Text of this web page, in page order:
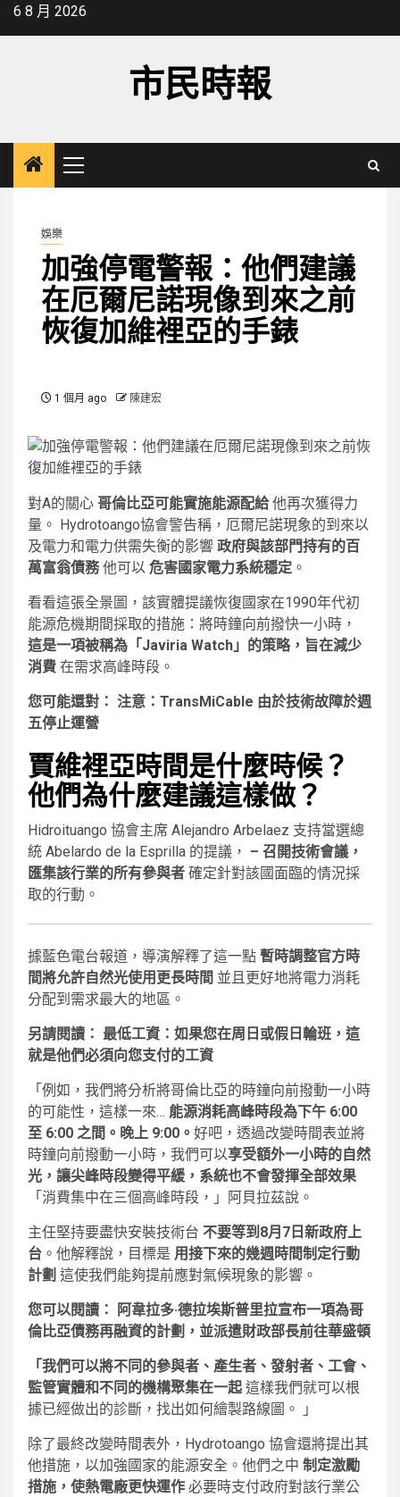
Skip6 8 月 2026
市民時報
Primary
Menu
娛樂
加強停電警報：他們建議
在厄爾尼諾現像到來之前
恢復加維裡亞的手錶
1 個月 ago 陳建宏
對A的關心 哥倫比亞可能實施能源配給他再次獲得力
量。 Hydrotoango協會警告稱，厄爾尼諾現象的到來以
及電力和電力供需失衡的影響 政府與該部門持有的百
萬富翁債務 他可以 危害國家電力系統穩定 。
看看這張全景圖，該實體提議恢復國家在1990年代初
能源危機期間採取的措施：將時鐘向前撥快一小時，
這是一項被稱為「Javiria Watch」的策略，旨在減少
消費 在需求高峰時段。
您可能還對： 注意：TransMiCable 由於技術故障於週
五停止運營
賈維裡亞時間是什麼時候？
他們為什麼建議這樣做？
Hidroituango 協會主席 Alejandro Arbelaez 支持當選總
統 Abelardo de la Esprilla 的提議， – 召開技術會議，
匯集該行業的所有參與者 確定針對該國面臨的情況採
取的行動。
據藍色電台報道，導演解釋了這一點 暫時調整官方時
間將允許自然光使用更長時間 並且更好地將電力消耗
分配到需求最大的地區。
另請閱讀： 最低工資：如果您在周日或假日輪班，這
就是他們必須向您支付的工資
「例如，我們將分析將哥倫比亞的時鐘向前撥動一小時
的可能性，這樣一來… 能源消耗高峰時段為下午 6:00
至 6:00 之間。晚上 9:00。 好吧，透過改變時間表並將
時鐘向前撥動一小時，我們可以享受額外一小時的自然
光，讓尖峰時段變得平緩，系統也不會發揮全部效果
「消費集中在三個高峰時段，」阿貝拉茲說。
主任堅持要盡快安裝技術台 不要等到8月7日新政府上
台 。他解釋說，目標是 用接下來的幾週時間制定行動
計劃 這使我們能夠提前應對氣候現象的影響。
您可以閱讀：
阿韋拉多·德拉埃斯普里拉宣布一項為哥
倫比亞債務再融資的計劃，並派遣財政部長前往華盛頓
「我們可以將不同的參與者、產生者、發射者、工會、
監管實體和不同的機構聚集在一起這樣我們就可以根
據已經做出的診斷，找出如何繪製路線圖。 」
除了最終改變時間表外，Hydrotoango 協會還將提出其
他措施，以加強國家的能源安全。他們之中 制定激勵
措施，使熱電廠更快運作 必要時支付政府對該行業公